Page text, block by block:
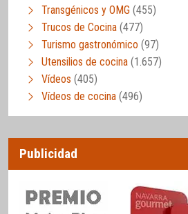
Transgénicos y OMG (455)
Trucos de Cocina (477)
Turismo gastronómico (97)
Utensilios de cocina (1.657)
Vídeos (405)
Vídeos de cocina (496)
Publicidad